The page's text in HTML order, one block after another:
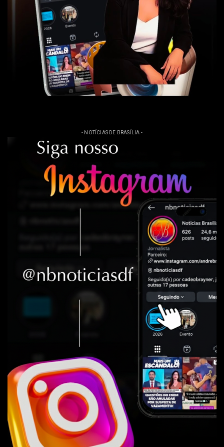
- NOTÍCIAS DE BRASÍLIA -